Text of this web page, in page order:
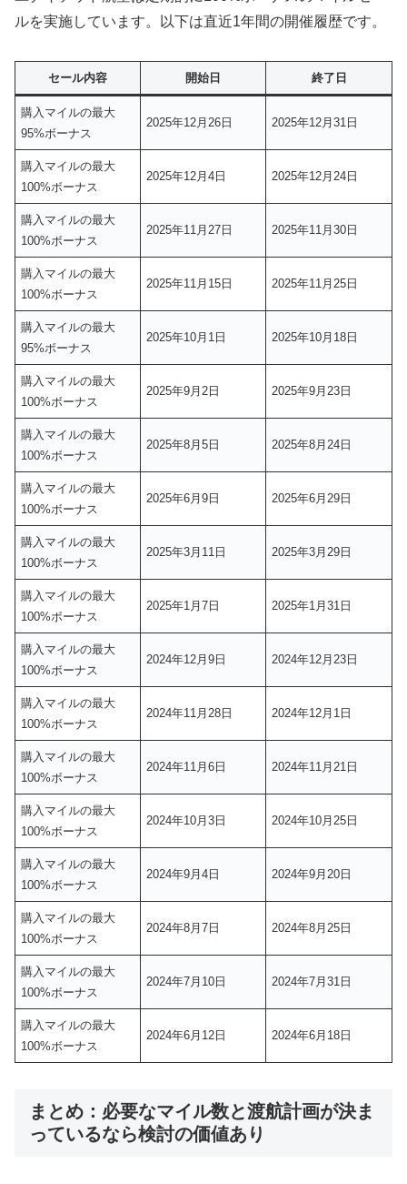
ルを実施しています。以下は直近1年間の開催履歴です。
セール内容 開始日 終了日
購入マイルの最大
95%ボーナス
2025年12月26日 2025年12月31日
購入マイルの最大
100%ボーナス
2025年12月4日 2025年12月24日
購入マイルの最大
100%ボーナス
2025年11月27日 2025年11月30日
購入マイルの最大
100%ボーナス
2025年11月15日 2025年11月25日
購入マイルの最大
95%ボーナス
2025年10月1日 2025年10月18日
購入マイルの最大
100%ボーナス
2025年9月2日 2025年9月23日
購入マイルの最大
100%ボーナス
2025年8月5日 2025年8月24日
購入マイルの最大
100%ボーナス
2025年6月9日 2025年6月29日
購入マイルの最大
100%ボーナス
2025年3月11日 2025年3月29日
購入マイルの最大
100%ボーナス
2025年1月7日 2025年1月31日
購入マイルの最大
100%ボーナス
2024年12月9日 2024年12月23日
購入マイルの最大
100%ボーナス
2024年11月28日 2024年12月1日
購入マイルの最大
100%ボーナス
2024年11月6日 2024年11月21日
購入マイルの最大
100%ボーナス
2024年10月3日 2024年10月25日
購入マイルの最大
100%ボーナス
2024年9月4日 2024年9月20日
購入マイルの最大
100%ボーナス
2024年8月7日 2024年8月25日
購入マイルの最大
100%ボーナス
2024年7月10日 2024年7月31日
購入マイルの最大
100%ボーナス
2024年6月12日 2024年6月18日
まとめ：必要なマイル数と渡航計画が決ま
っているなら検討の価値あり